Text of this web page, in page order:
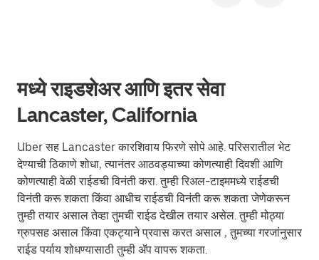
मध्ये राइडशेअर आणि इतर सेवा
Lancaster, California
Uber सह Lancaster कारशिवाय फिरणे सोपे आहे. परिसरातील भेट
देण्याची ठिकाणे शोधा, त्यानंतर आठवड्याच्या कोणत्याही दिवशी आणि
कोणत्याही वेळी राईडची विनंती करा. तुम्ही रिअल-टाइममध्ये राईडची
विनंती करू शकता किंवा आधीच राईडची विनंती करू शकता जेणेकरून
तुम्ही तयार असाल तेव्हा तुमची राईड देखील तयार असेल. तुम्ही मोठ्या
ग्रुपसह असाल किंवा एकट्याने प्रवास करत असाल , तुमच्या गरजांनुसार
राईड पर्याय शोधण्यासाठी तुम्ही ॲप वापरू शकता.